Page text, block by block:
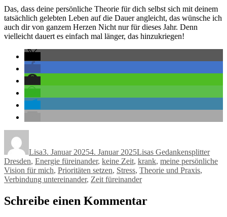
Das, dass deine persönliche Theorie für dich selbst sich mit deinem
tatsächlich gelebten Leben auf die Dauer angleicht, das wünsche ich
auch dir von ganzem Herzen Nicht nur für dieses Jahr. Denn
vielleicht dauert es einfach mal länger, das hinzukriegen!
Lisa3. Januar 20254. Januar 2025Lisas Gedankensplitter
Dresden, Energie füreinander, keine Zeit, krank, meine persönliche
Vision für mich, Prioritäten setzen, Stress, Theorie und Praxis,
Verbindung untereinander, Zeit füreinander
Schreibe einen Kommentar